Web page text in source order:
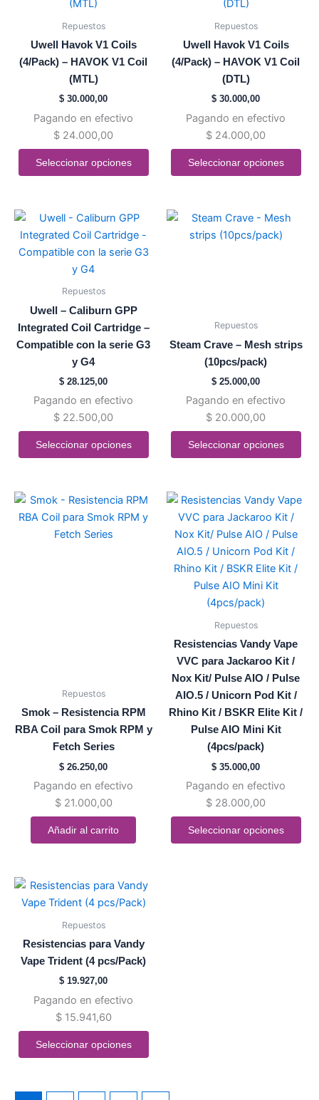
Repuestos
Uwell Havok V1 Coils
(4/Pack) – HAVOK V1 Coil
(MTL)
$ 30.000,00
Pagando en efectivo
$ 24.000,00
Seleccionar opciones
tiene
múltiples
pueden
elegir
en
página
Repuestos
Uwell Havok V1 Coils
(4/Pack) – HAVOK V1 Coil
(DTL)
$ 30.000,00
Pagando en efectivo
$ 24.000,00
Seleccionar opciones
tiene
múltiples
pueden
elegir
en
página
Repuestos
Uwell – Caliburn GPP
Integrated Coil Cartridge –
Compatible con la serie G3
y G4
$ 28.125,00
Pagando en efectivo
$ 22.500,00
Seleccionar opciones
Este
producto
tiene
múltiples
variantes.
en
la
página
producto
Repuestos
Steam Crave – Mesh strips
(10pcs/pack)
$ 25.000,00
Pagando en efectivo
$ 20.000,00
Seleccionar opciones
Este
producto
opciones
elegir
en
la
página
producto
Repuestos
Smok – Resistencia RPM
RBA Coil para Smok RPM y
Fetch Series
$ 26.250,00
Pagando en efectivo
$21.000,00
Añadir al carrito
Repuestos
Resistencias Vandy Vape
VVC para Jackaroo Kit /
Nox Kit/ Pulse AIO / Pulse
AIO.5 / Unicorn Pod Kit /
Rhino Kit / BSKR Elite Kit /
Pulse AIO Mini Kit
(4pcs/pack)
$ 35.000,00
Pagando en efectivo
$ 28.000,00
Seleccionar opciones
Este
producto
tiene
múltiples
variantes.
Las
opciones
se
Repuestos
Resistencias para Vandy
Vape Trident (4 pcs/Pack)
$ 19.927,00
Pagando en efectivo
$15.941,60
Seleccionar opciones
Este
producto
tiene
variantes.
Las
opciones
se
pueden
en
página